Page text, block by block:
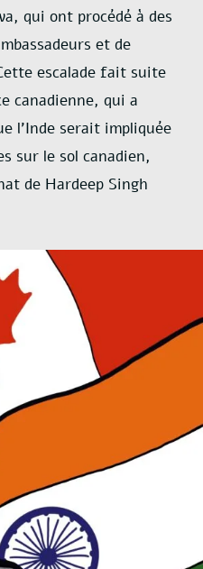
qui ont procédé à des
et de
escalade fait suite
canadienne, qui a
l’Inde serait impliquée
sur le sol canadien,
de Hardeep Singh